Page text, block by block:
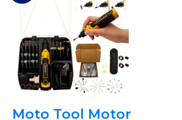
Moto Tool Motor